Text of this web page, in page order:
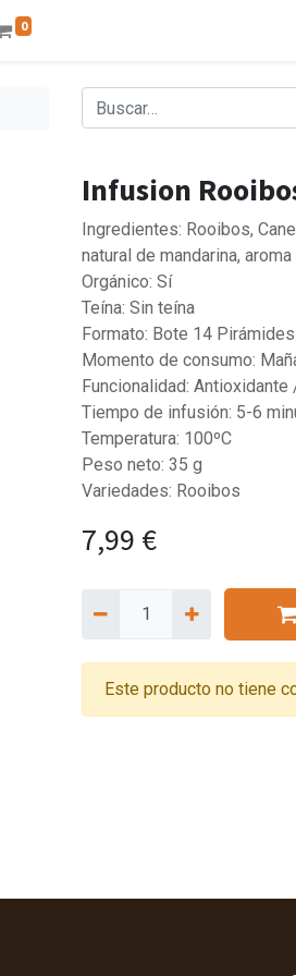
0
Infusion
Ingredientes: Rooibos,
natural de mandarina,
Orgánico: Sí
Teína: Sin teína
Formato: Bote 14 Pirámides
Momento de consumo:
Funcionalidad:
Tiempo de infusión: 5-6
Temperatura: 100ºC
Peso neto: 35 g
Variedades: Rooibos
7,99 €
Este producto no tiene